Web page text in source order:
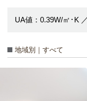
UA値：0.39W/㎡･K
地域別｜すべて